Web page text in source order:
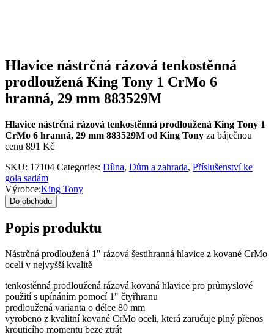
Hlavice nástrčná rázová tenkostěnná
prodloužená King Tony 1 CrMo 6
hranná, 29 mm 883529M
Hlavice nástrčná rázová tenkostěnná prodloužená King Tony 1
CrMo 6 hranná, 29 mm 883529M od King Tony za báječnou
cenu 891 Kč
SKU: 17104 Categories: Dílna, Dům a zahrada, Příslušenství ke
gola sadám
Výrobce:King Tony
Do obchodu
Popis produktu
Nástrčná prodloužená 1" rázová šestihranná hlavice z kované CrMo
oceli v nejvyšší kvalitě
tenkostěnná prodloužená rázová kovaná hlavice pro průmyslové
použití s upínáním pomocí 1" čtyřhranu
prodloužená varianta o délce 80 mm
vyrobeno z kvalitní kované CrMo oceli, která zaručuje plný přenos
krouticího momentu beze ztrát